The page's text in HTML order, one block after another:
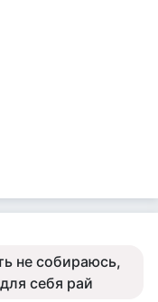
не собираюсь,
себя рай